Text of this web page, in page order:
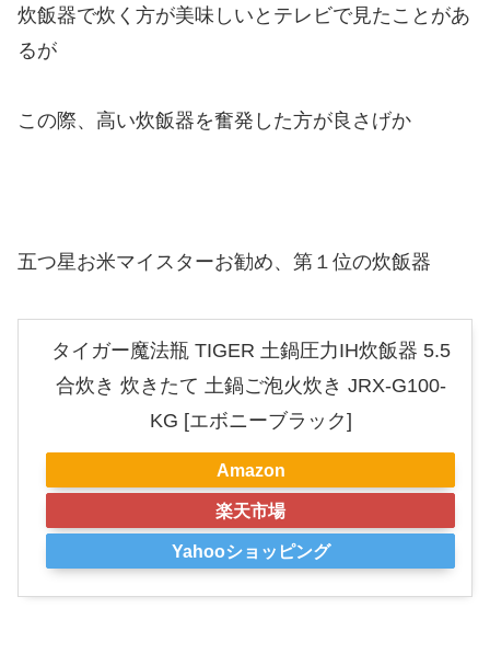
炊飯器で炊く方が美味しいとテレビで見たことがあ
るが
この際、高い炊飯器を奮発した方が良さげか
五つ星お米マイスターお勧め、第１位の炊飯器
タイガー魔法瓶 TIGER 土鍋圧力IH炊飯器 5.5
合炊き 炊きたて 土鍋ご泡火炊き JRX-G100-
KG [エボニーブラック]
Amazon
楽天市場
Yahooショッピング